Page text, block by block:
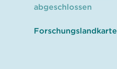
abgeschlossen
Forschungslandkarte